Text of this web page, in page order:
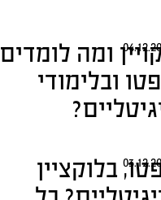
ומה לומדים
ובלימודי
בלוקציין